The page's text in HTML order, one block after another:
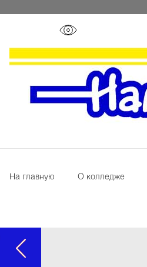
На главную О колледже